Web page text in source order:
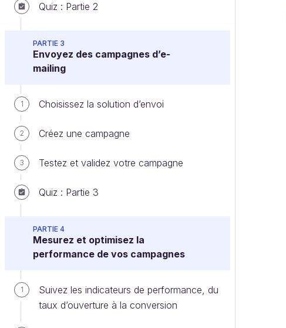
Quiz : Partie 2
PARTIE 3
Envoyez des campagnes d’e-
mailing
1 Choisissez la solution d’envoi
2 Créez une campagne
3 Testez et validez votre campagne
Quiz : Partie 3
PARTIE 4
Mesurez et optimisez la
performance de vos campagnes
1
Suivez les indicateurs de performance, du
taux d’ouverture à la conversion